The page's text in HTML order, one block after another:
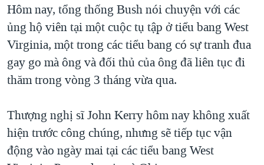
NGƯ DÂN VIỆT VÀ LÀN SÓNG TRỘM HẢI SÂM
BÊN KIA QUỐC LỘ: TIẾNG VỌNG TỪ NÔNG THÔN MỸ
QUAN HỆ VIỆT MỸ
Hôm nay, tổng thống Bush nói chuyện với các
ủng hộ viên tại một cuộc tụ tập ở tiểu bang West
Virginia, một trong các tiểu bang có sự tranh đua
gay go mà ông và đối thủ của ông đã liên tục đi
thăm trong vòng 3 tháng vừa qua.
Thượng nghị sĩ John Kerry hôm nay không xuất
hiện trước công chúng, nhưng sẽ tiếp tục vận
động vào ngày mai tại các tiểu bang West